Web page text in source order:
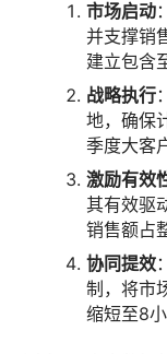
市场启动
并支撑销
建立包含
战略执行
地，确保
季度大客
激励有效
其有效驱
销售额占
协同提效
制，将市
缩短至8小